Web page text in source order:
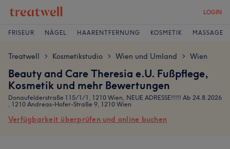
LOGIN
FRISEUR NÄGEL HAARENTFERNUNG KOSMETIK MASSAGE
Treatwell > Kosmetikstudio > Wien und Umland > Wien
Beauty and Care Theresia e.U. Fußpflege,
Kosmetik und mehr Bewertungen
Donaufelderstraße 115/1/1, 1210 Wien, NEUE ADRESSE!!!!! Ab 24.8.2026
, 1210 Andreas-Hofer-Straße 9, 1210 Wien
Verfügbarkeit überprüfen und online buchen